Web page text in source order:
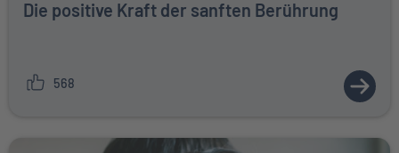
Die positive Kraft der sanften Berührung
568
ZUM